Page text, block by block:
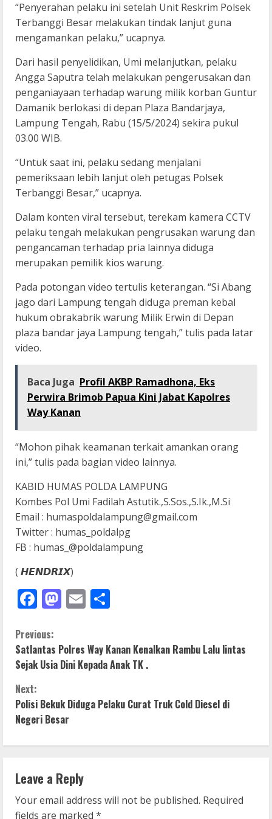
“Penyerahan pelaku ini setelah Unit Reskrim Polsek
Terbanggi Besar melakukan tindak lanjut guna
mengamankan pelaku,” ucapnya.
Dari hasil penyelidikan, Umi melanjutkan, pelaku
Angga Saputra telah melakukan pengerusakan dan
penganiayaan terhadap warung milik korban Guntur
Damanik berlokasi di depan Plaza Bandarjaya,
Lampung Tengah, Rabu (15/5/2024) sekira pukul
03.00 WIB.
“Untuk saat ini, pelaku sedang menjalani
pemeriksaan lebih lanjut oleh petugas Polsek
Terbanggi Besar,” ucapnya.
Dalam konten viral tersebut, terekam kamera CCTV
pelaku tengah melakukan pengrusakan warung dan
pengancaman terhadap pria lainnya diduga
merupakan pemilik kios warung.
Pada potongan video tertulis keterangan. “Si Abang
jago dari Lampung tengah diduga preman kebal
hukum obrakabrik warung Milik Erwin di Depan
plaza bandar jaya Lampung tengah,” tulis pada latar
video.
Baca Juga Profil AKBP Ramadhona, Eks
Perwira Brimob Papua Kini Jabat Kapolres
Way Kanan
“Mohon pihak keamanan terkait amankan orang
ini,” tulis pada bagian video lainnya.
KABID HUMAS POLDA LAMPUNG
Kombes Pol Umi Fadilah Astutik.,S.Sos.,S.Ik.,M.Si
Email : humaspoldalampung@gmail.com
Twitter : humas_poldalpg
FB : humas_@poldalampung
( 𝙃𝙀𝙉𝘿𝙍𝙄𝙓)
Facebook
Mastodon
Email
C
o
n
t
i
n
u
Previous:
Satlantas Polres Way Kanan Kenalkan Rambu Lalu lintas
Sejak Usia Dini Kepada Anak TK .
Next:
Polisi Bekuk Diduga Pelaku Curat Truk Cold Diesel di
Negeri Besar
Leave a Reply
Your email address will not be published. Required
fields are marked *